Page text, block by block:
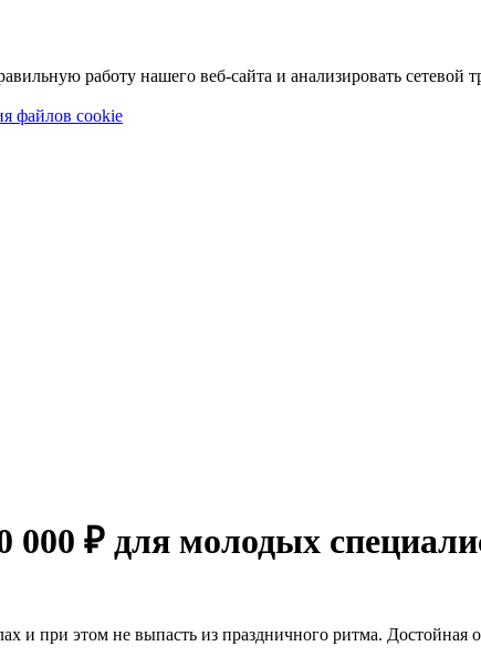
работу нашего веб-сайта и анализировать сетевой
файлов cookie
000 ₽ для молодых
и при этом не выпасть из праздничного ритма.